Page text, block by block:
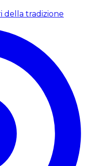
della tradizione